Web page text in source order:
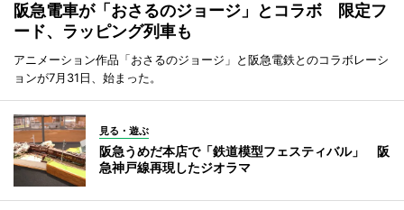
阪急電車が「おさるのジョージ」とコラボ 限定フ
ード、ラッピング列車も
アニメーション作品「おさるのジョージ」と阪急電鉄とのコラボレーシ
ョンが7月31日、始まった。
見る・遊ぶ
阪急うめだ本店で「鉄道模型フェスティバル」 阪
急神戸線再現したジオラマ